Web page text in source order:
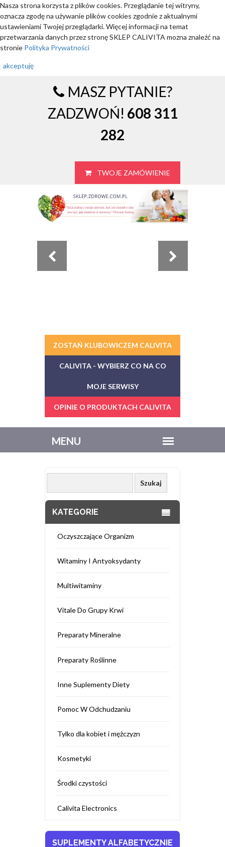
Nasza strona korzysta z plików cookies. Przeglądanie tej witryny,
oznacza zgodę na używanie plików cookies zgodnie z aktualnymi
ustawieniami Twojej przeglądarki. Więcej informacji na temat
przetwarzania danych przez stronę SKLEP CALIVITA mozna znaleźć na
stronie Polityka Prywatności
akceptuję
MASZ PYTANIE?
ZADZWOŃ! 608 311
282
TWOJE ZAMÓWIENIE
ZOSTAŃ KLUBOWICZEM CALIVITA
CALIVITA - WYBIERZ CO NA CO
MOJE SERWISY
OPINIE O PRODUKTACH CALIVITA
KATEGORIE
Oczyszczające Organizm
Witaminy I Antyoksydanty
Multiwitaminy
Vitale Do Grupy Krwi
Preparaty Mineralne
Preparaty Roślinne
Inne Suplementy Diety
Pomoc W Odchudzaniu
Tylko dla kobiet i mężczyzn
Kosmetyki
Środki czystości
Calivita Electronics
SUPLEMENTY ALFABETYCZNIE